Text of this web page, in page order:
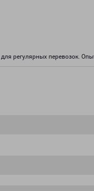
регулярных перевозок.